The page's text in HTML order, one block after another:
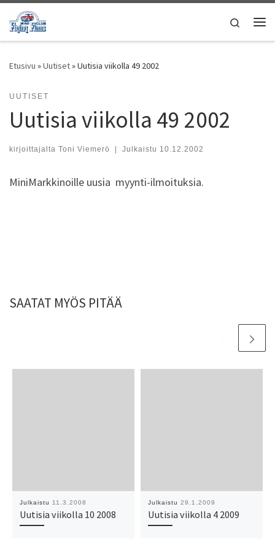
Skip to content
Search
Etusivu »Uutiset»Uutisia viikolla 49 2002
UUTISET
Uutisia viikolla 49 2002
kirjoittajalta Toni Viemerö | Julkaistu 10.12.2002
MiniMarkkinoille uusia myynti-ilmoituksia.
SAATAT MYÖS PITÄÄ
Julkaistu 11.3.2008
Uutisia viikolla 10 2008
Julkaistu 29.1.2009
Uutisia viikolla 4 2009